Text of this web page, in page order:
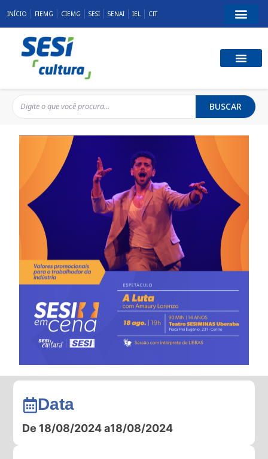
INÍCIO FIEMG CIEMG SESI SENAI IEL CIT
BUSCAR
Data
De 18/08/2024 a18/08/2024